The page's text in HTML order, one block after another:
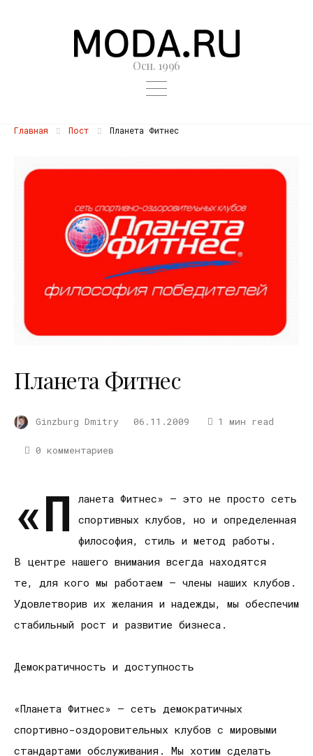
Осн. 1996
Главная Пост Планета Фитнес
Планета Фитнес
Ginzburg Dmitry 06.11.2009 1 мин read
0 комментариев
«П
ланета Фитнес» — это не просто сеть
спортивных клубов, но и определенная
философия, стиль и метод работы.
В центре нашего внимания всегда находятся
те, для кого мы работаем — члены наших клубов.
Удовлетворив их желания и надежды, мы обеспечим
стабильный рост и развитие бизнеса.
Демократичность и доступность
«Планета Фитнес» — сеть демократичных
спортивно-оздоровительных клубов с мировыми
стандартами обслуживания. Мы хотим сделать